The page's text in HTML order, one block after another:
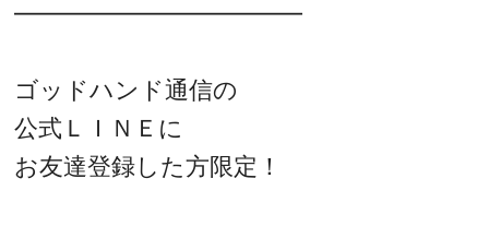
━━━━━━━━━━━━
ゴッドハンド通信の
公式ＬＩＮＥに
お友達登録した方限定！